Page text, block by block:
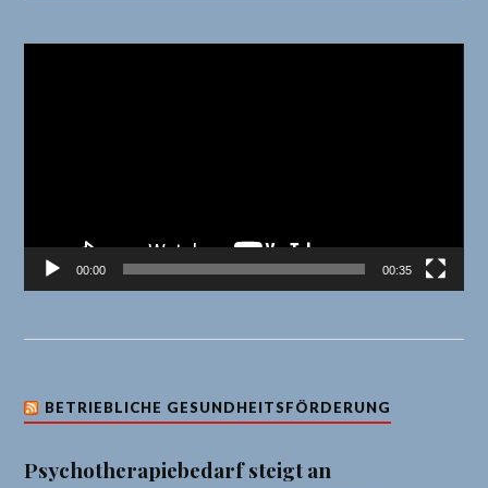
00:00 00:35
BETRIEBLICHE GESUNDHEITSFÖRDERUNG
Psychotherapiebedarf steigt an